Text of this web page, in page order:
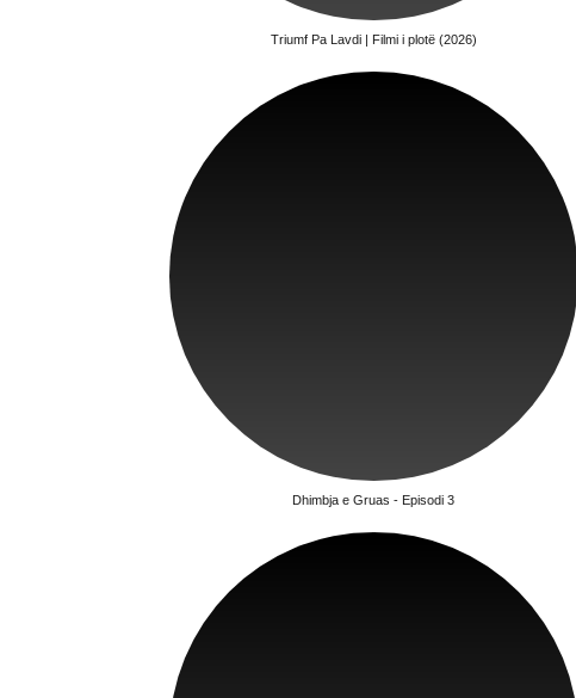
Triumf Pa Lavdi | Filmi i plotë (2026)
Dhimbja e Gruas - Episodi 3